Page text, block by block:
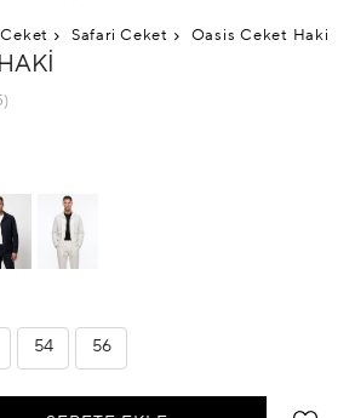
Ceket Safari Ceket Oasis Ceket Haki
54 56